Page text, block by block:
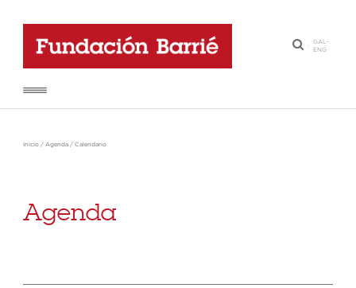
·
GAL-
ENG
Inicio / Agenda / Calendario
Agenda